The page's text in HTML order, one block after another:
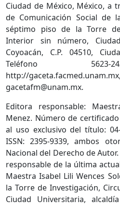
Ciudad de México, México, a
de Comunicación Social de
séptimo piso de la Torre
Interior sin número,
Coyoacán, C.P. 04510,
Teléfono 5623-
http://
gacetafm@unam.mx.
Editora responsable:
Menez. Número de
al uso exclusivo del título: 04-
ISSN: 2395-9339, ambos
Nacional del Derecho de
responsable de la última
Maestra Isabel Lili Wences
la Torre de Investigación,
Ciudad Universitaria,